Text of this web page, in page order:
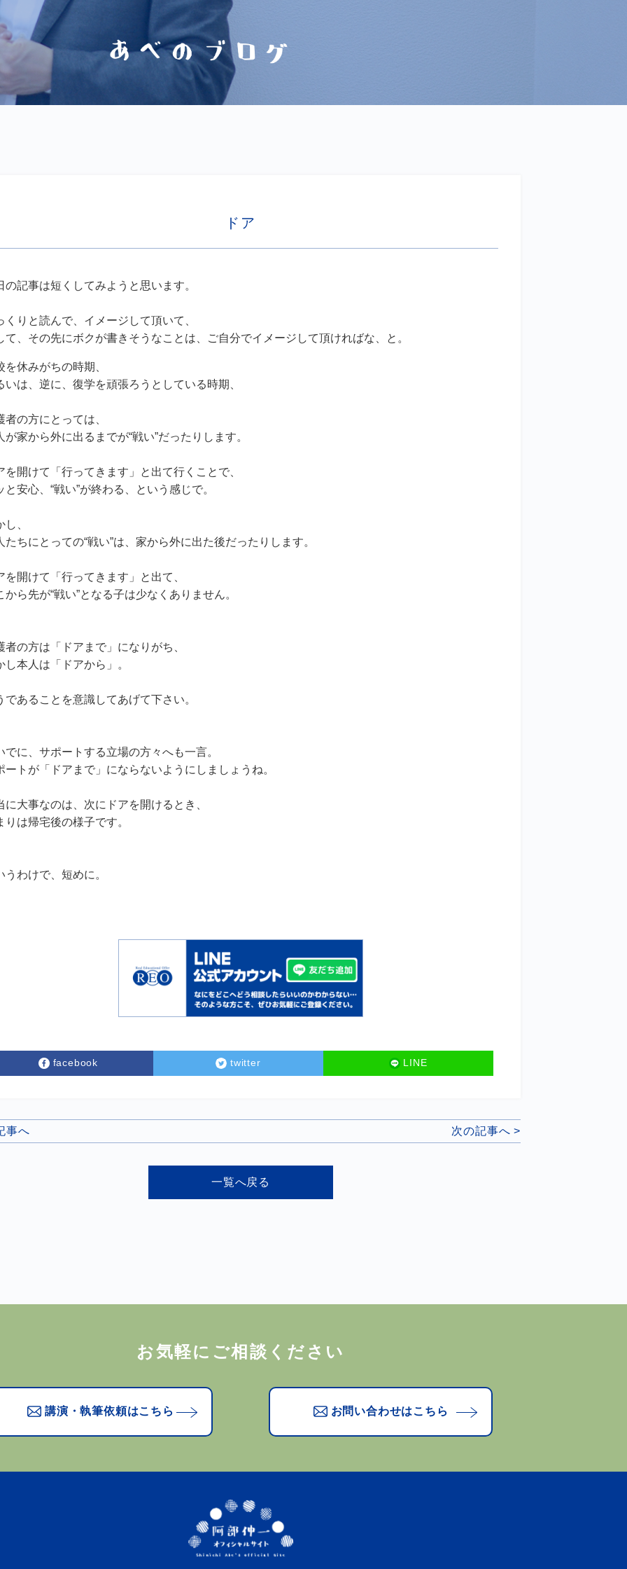
ドア
の記事は短くしてみようと思います。
くりと読んで、イメージして頂いて、
て、その先にボクが書きそうなことは、ご自分でイメージして頂ければな、と。
を休みがちの時期、
いは、逆に、復学を頑張ろうとしている時期、
者の方にとっては、
が家から外に出るまでが“戦い”だったりします。
を開けて「行ってきます」と出て行くことで、
と安心、“戦い”が終わる、という感じで。
し、
たちにとっての“戦い”は、家から外に出た後だったりします。
を開けて「行ってきます」と出て、
から先が“戦い”となる子は少なくありません。
者の方は「ドアまで」になりがち、
し本人は「ドアから」。
であることを意識してあげて下さい。
でに、サポートする立場の方々へも一言。
ートが「ドアまで」にならないようにしましょうね。
に大事なのは、次にドアを開けるとき、
りは帰宅後の様子です。
うわけで、短めに。
facebook twitter LINE
事へ 次の記事へ >
一覧へ戻る
お気軽にご相談ください
講演・執筆依頼はこちら お問い合わせはこちら